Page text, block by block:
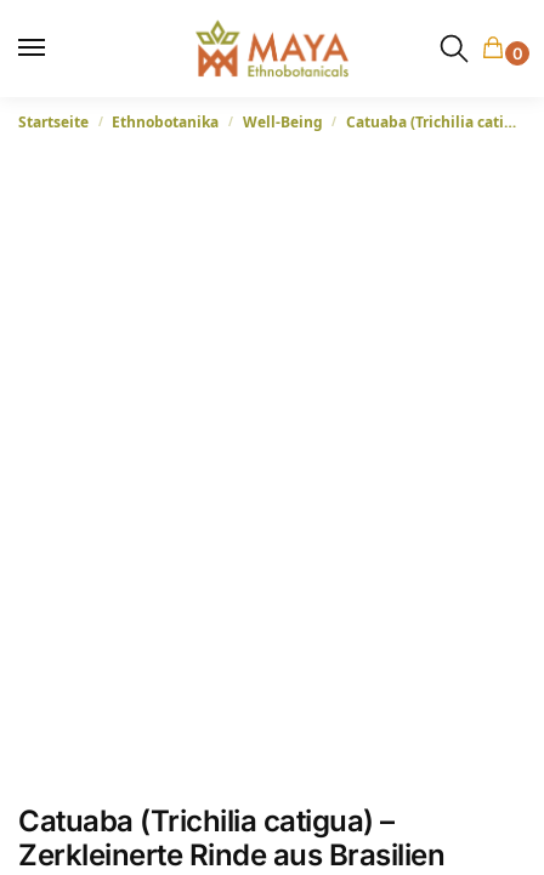
0
Startseite / Ethnobotanika / Well-Being / Catuaba (Trichilia catigua) – Zerkleinerte Rinde aus Brasilien
Catuaba (Trichilia catigua) –
Zerkleinerte Rinde aus Brasilien